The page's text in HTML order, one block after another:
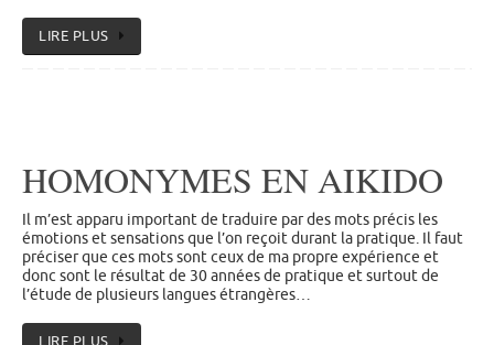
LIRE PLUS
HOMONYMES EN AIKIDO
Il m’est apparu important de traduire par des mots précis les
émotions et sensations que l’on reçoit durant la pratique. Il faut
préciser que ces mots sont ceux de ma propre expérience et
donc sont le résultat de 30 années de pratique et surtout de
l’étude de plusieurs langues étrangères…